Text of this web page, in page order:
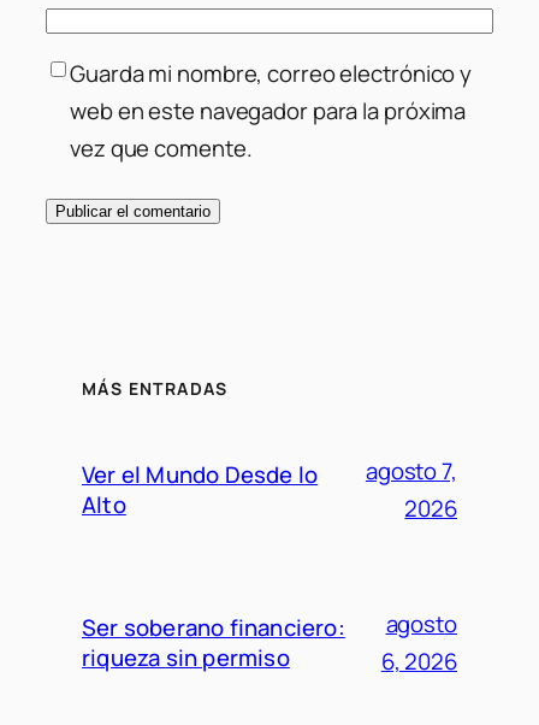
Guarda mi nombre, correo electrónico y
web en este navegador para la próxima
vez que comente.
MÁS ENTRADAS
Ver el Mundo Desde lo
Alto
agosto 7,
2026
Ser soberano financiero:
riqueza sin permiso
agosto
6, 2026